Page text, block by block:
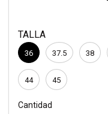
compra
TALLA
36 37.5 38
44 45
Cantidad